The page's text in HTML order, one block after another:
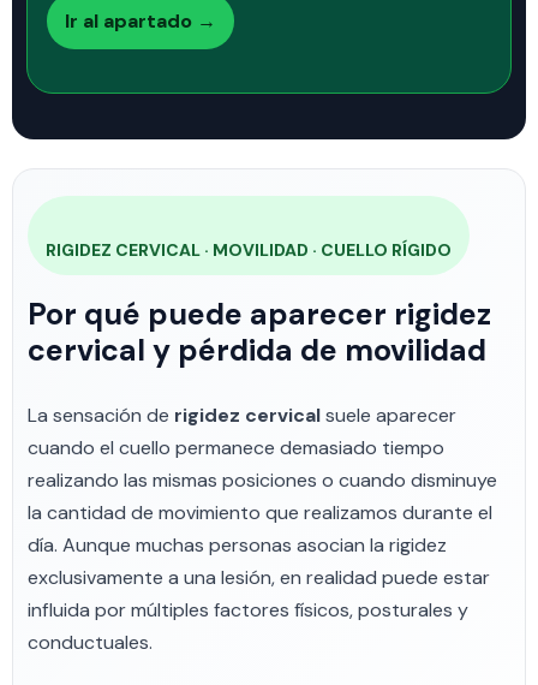
Ir al apartado →
RIGIDEZ CERVICAL · MOVILIDAD · CUELLO RÍGIDO
Por qué puede aparecer rigidez
cervical y pérdida de movilidad
La sensación de rigidez cervicalsuele aparecer
cuando el cuello permanece demasiado tiempo
realizando las mismas posiciones o cuando disminuye
la cantidad de movimiento que realizamos durante el
día. Aunque muchas personas asocian la rigidez
exclusivamente a una lesión, en realidad puede estar
influida por múltiples factores físicos, posturales y
conductuales.